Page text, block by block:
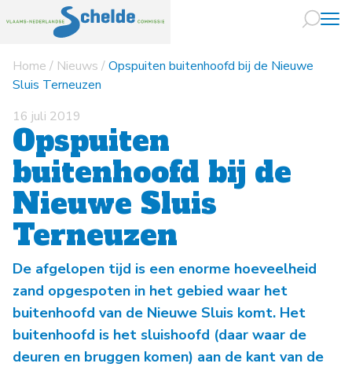
Naar
Home / Nieuws /Opspuiten buitenhoofd bij de Nieuwe
Sluis Terneuzen
16 juli 2019
Opspuiten
buitenhoofd bij de
Nieuwe Sluis
Terneuzen
De afgelopen tijd is een enorme hoeveelheid
zand opgespoten in het gebied waar het
buitenhoofd van de Nieuwe Sluis komt. Het
buitenhoofd is het sluishoofd (daar waar de
deuren en bruggen komen) aan de kant van de